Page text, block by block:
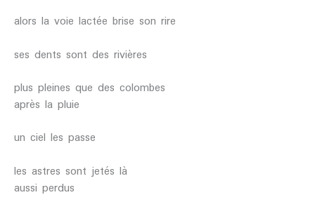
alors la voie lactée brise son rire
ses dents sont des rivières
plus pleines que des colombes
après la pluie
un ciel les passe
les astres sont jetés là
aussi perdus